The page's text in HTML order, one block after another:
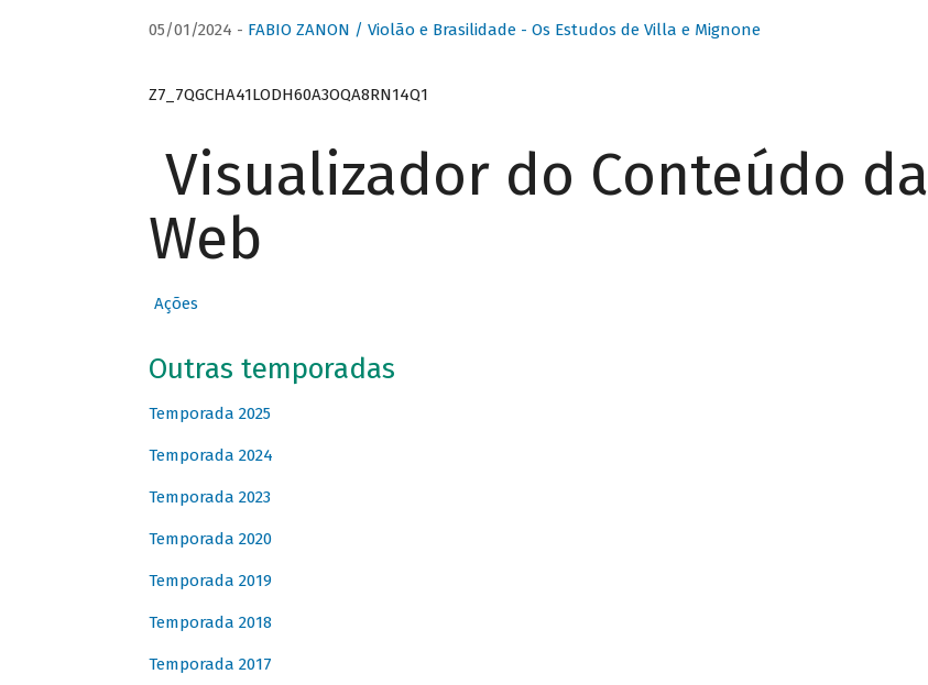
05/01/2024 - FABIO ZANON / Violão e Brasilidade - Os Estudos de Villa e Mignone
Z7_7QGCHA41LODH60A3OQA8RN14Q1
Visualizador do Conteúdo da
Web
Ações
Outras temporadas
Temporada 2025
Temporada 2024
Temporada 2023
Temporada 2020
Temporada 2019
Temporada 2018
Temporada 2017